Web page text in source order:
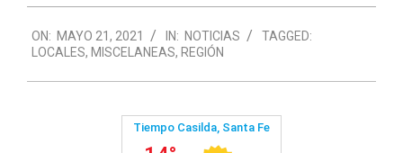
05-
21
ON: MAYO 21, 2021 IN: NOTICIAS
TAGGED:
LOCALES, MISCELANEAS, REGIÓN